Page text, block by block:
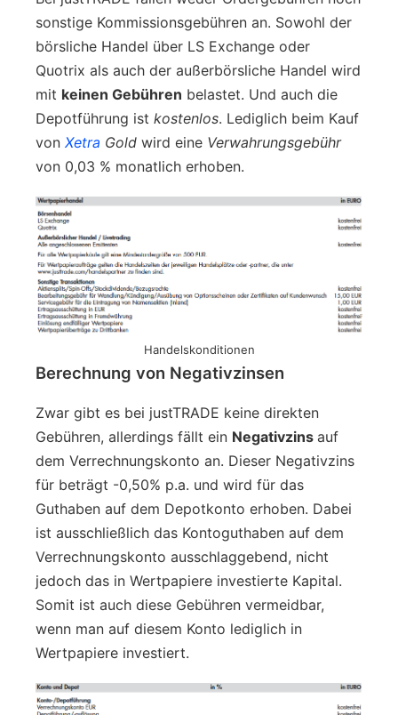
sonstige Kommissionsgebühren an. Sowohl der
börsliche Handel über LS Exchange oder
Quotrix als auch der außerbörsliche Handel wird
mit keinen Gebühren belastet. Und auch die
Depotführung ist kostenlos. Lediglich beim Kauf
von Xetra Gold wird eine Verwahrungsgebühr
von 0,03 % monatlich erhoben.
Handelskonditionen
Berechnung von Negativzinsen
Zwar gibt es bei justTRADE keine direkten
Gebühren, allerdings fällt ein Negativzins auf
dem Verrechnungskonto an. Dieser Negativzins
für beträgt -0,50% p.a. und wird für das
Guthaben auf dem Depotkonto erhoben. Dabei
ist ausschließlich das Kontoguthaben auf dem
Verrechnungskonto ausschlaggebend, nicht
jedoch das in Wertpapiere investierte Kapital.
Somit ist auch diese Gebühren vermeidbar,
wenn man auf diesem Konto lediglich in
Wertpapiere investiert.